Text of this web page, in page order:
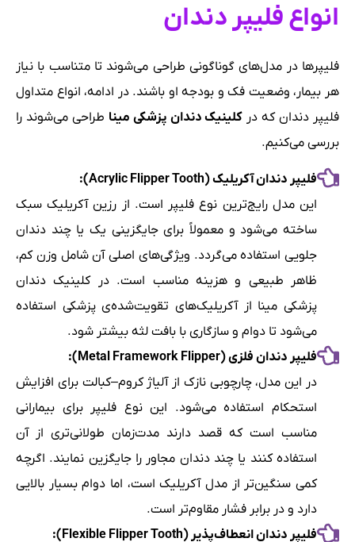
انواع فلیپر دندان
فلیپرها در مدل‌های گوناگونی طراحی می‌شوند تا متناسب با نیاز
هر بیمار، وضعیت فک و بودجه او باشند. در ادامه، انواع متداول
فلیپر دندان که در کلینیک دندان پزشکی مینا طراحی می‌شوند را
بررسی می‌کنیم.
فلیپر دندان آکریلیک (Acrylic Flipper Tooth):
این مدل رایج‌ترین نوع فلیپر است. از رزین آکریلیک سبک
ساخته می‌شود و معمولاً برای جایگزینی یک یا چند دندان
جلویی استفاده می‌گردد. ویژگی‌های اصلی آن شامل وزن کم،
ظاهر طبیعی و هزینه مناسب است. در کلینیک دندان
پزشکی مینا از آکریلیک‌های تقویت‌شده‌ی پزشکی استفاده
می‌شود تا دوام و سازگاری با بافت لثه بیشتر شود.
فلیپر دندان فلزی (Metal Framework Flipper):
در این مدل، چارچوبی نازک از آلیاژ کروم–کبالت برای افزایش
استحکام استفاده می‌شود. این نوع فلیپر برای بیمارانی
مناسب است که قصد دارند مدت‌زمان طولانی‌تری از آن
استفاده کنند یا چند دندان مجاور را جایگزین نمایند. اگرچه
کمی سنگین‌تر از مدل آکریلیک است، اما دوام بسیار بالایی
دارد و در برابر فشار مقاوم‌تر است.
فلیپر دندان انعطاف‌پذیر (Flexible Flipper Tooth):